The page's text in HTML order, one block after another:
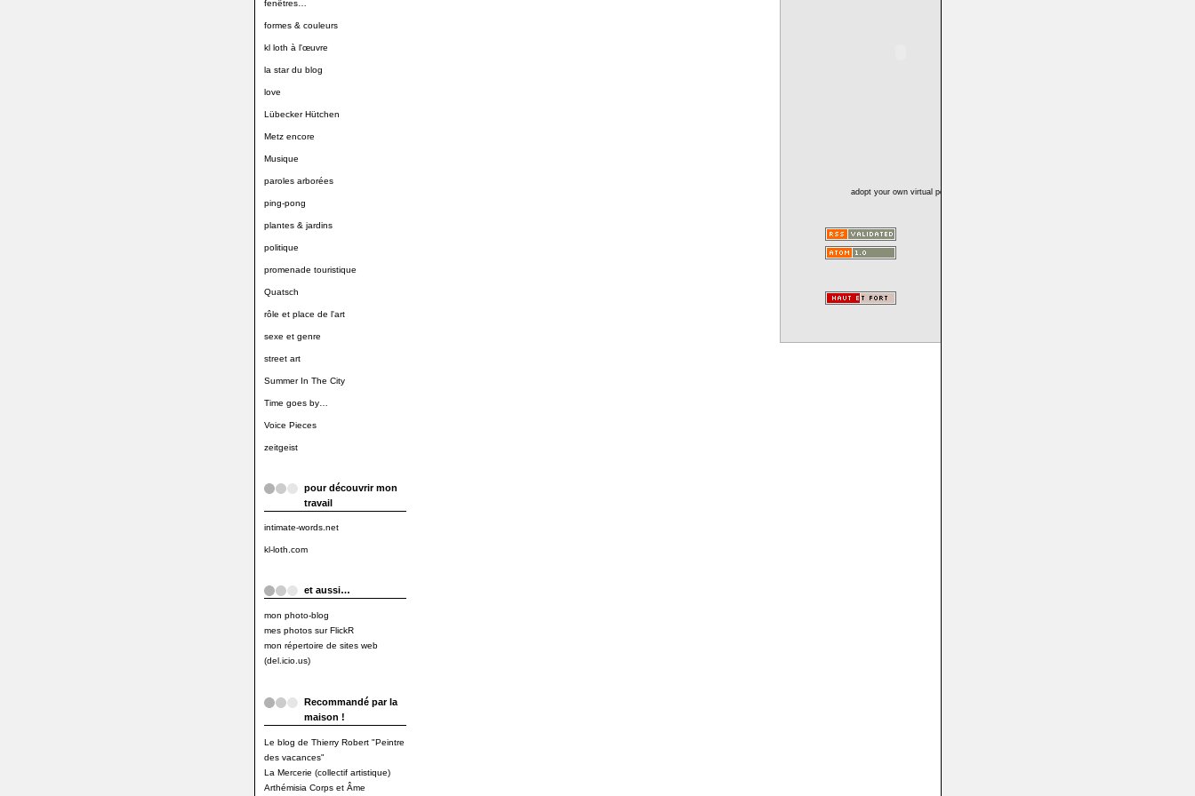
fenêtres…
formes & couleurs
kl loth à l'œuvre
la star du blog
love
Lübecker Hütchen
Metz encore
Musique
paroles arborées
ping-pong
plantes & jardins
politique
promenade touristique
Quatsch
rôle et place de l'art
sexe et genre
street art
Summer In The City
Time goes by…
Voice Pieces
zeitgeist
pour découvrir mon
travail
intimate-words.net
kl-loth.com
et aussi…
mon photo-blog
mes photos sur FlickR
mon répertoire de sites web
(del.icio.us)
Recommandé par la
maison !
Le blog de Thierry Robert "Peintre
des vacances"
La Mercerie (collectif artistique)
Arthémisia Corps et Âme
adopt your own virtual pet!